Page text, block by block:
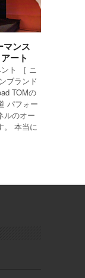
マンス
ート
ト ［ ニ
ブランド
TOMの
パフォー
ルのオー
。 本当に